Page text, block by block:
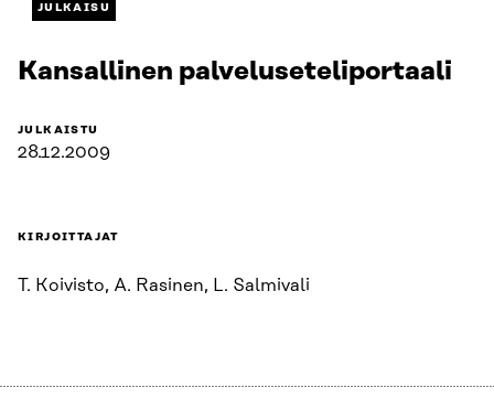
JULKAISU
Kansallinen palveluseteliportaali
JULKAISTU
28.12.2009
KIRJOITTAJAT
T. Koivisto, A. Rasinen, L. Salmivali